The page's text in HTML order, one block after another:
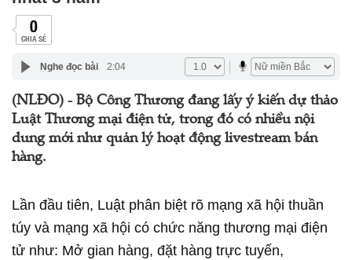
0
CHIA SẺ
Nghe đọc bài 2:04
(NLĐO) - Bộ Công Thương đang lấy ý kiến dự thảo
Luật Thương mại điện tử, trong đó có nhiều nội
dung mới như quản lý hoạt động livestream bán
hàng.
Lần đầu tiên, Luật phân biệt rõ mạng xã hội thuần
túy và mạng xã hội có chức năng thương mại điện
tử như: Mở gian hàng, đặt hàng trực tuyến,